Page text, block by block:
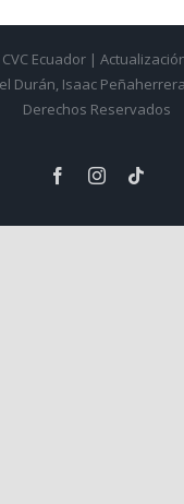
Ecuador |
Durán, Isaac
Derechos Reservados
FacebookInstagram